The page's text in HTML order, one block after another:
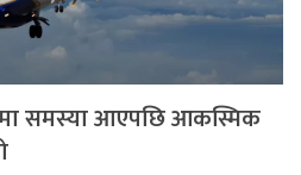
समस्या आएपछि आकस्मिक